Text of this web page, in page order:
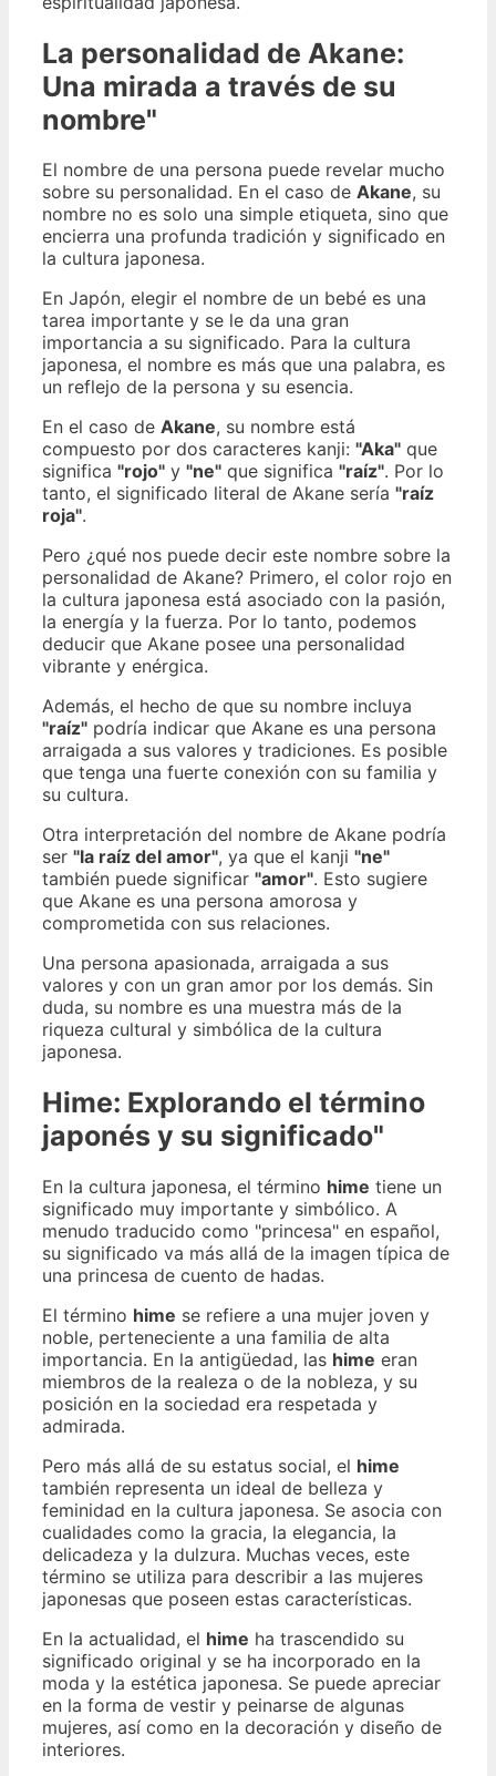
La personalidad de Akane:
Una mirada a través de su
nombre"
El nombre de una persona puede revelar mucho
sobre su personalidad. En el caso de Akane, su
nombre no es solo una simple etiqueta, sino que
encierra una profunda tradición y significado en
la cultura japonesa.
En Japón, elegir el nombre de un bebé es una
tarea importante y se le da una gran
importancia a su significado. Para la cultura
japonesa, el nombre es más que una palabra, es
un reflejo de la persona y su esencia.
En el caso de Akane, su nombre está
compuesto por dos caracteres kanji: "Aka" que
significa "rojo" y "ne" que significa "raíz". Por lo
tanto, el significado literal de Akane sería "raíz
roja".
Pero ¿qué nos puede decir este nombre sobre la
personalidad de Akane? Primero, el color rojo en
la cultura japonesa está asociado con la pasión,
la energía y la fuerza. Por lo tanto, podemos
deducir que Akane posee una personalidad
vibrante y enérgica.
Además, el hecho de que su nombre incluya
"raíz" podría indicar que Akane es una persona
arraigada a sus valores y tradiciones. Es posible
que tenga una fuerte conexión con su familia y
su cultura.
Otra interpretación del nombre de Akane podría
ser "la raíz del amor", ya que el kanji "ne"
también puede significar "amor". Esto sugiere
que Akane es una persona amorosa y
comprometida con sus relaciones.
Una persona apasionada, arraigada a sus
valores y con un gran amor por los demás. Sin
duda, su nombre es una muestra más de la
riqueza cultural y simbólica de la cultura
japonesa.
Hime: Explorando el término
japonés y su significado"
En la cultura japonesa, el término hime tiene un
significado muy importante y simbólico. A
menudo traducido como "princesa" en español,
su significado va más allá de la imagen típica de
una princesa de cuento de hadas.
El término hime se refiere a una mujer joven y
noble, perteneciente a una familia de alta
importancia. En la antigüedad, las hime eran
miembros de la realeza o de la nobleza, y su
posición en la sociedad era respetada y
admirada.
Pero más allá de su estatus social, el hime
también representa un ideal de belleza y
feminidad en la cultura japonesa. Se asocia con
cualidades como la gracia, la elegancia, la
delicadeza y la dulzura. Muchas veces, este
término se utiliza para describir a las mujeres
japonesas que poseen estas características.
En la actualidad, el hime ha trascendido su
significado original y se ha incorporado en la
moda y la estética japonesa. Se puede apreciar
en la forma de vestir y peinarse de algunas
mujeres, así como en la decoración y diseño de
interiores.